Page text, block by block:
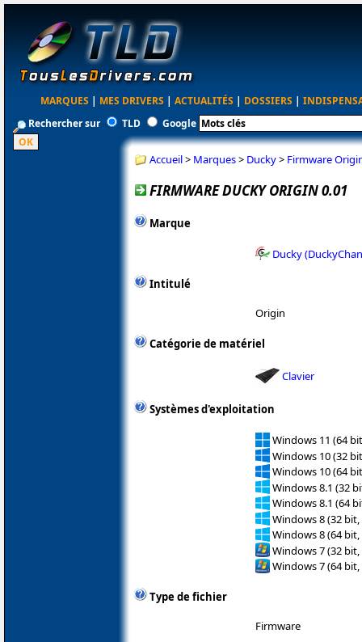
MARQUES | MES DRIVERS | ACTUALITÉS | DOSSIERS |
Rechercher sur
TLD Google
Accueil> Marques> Ducky> Firmware
FIRMWARE DUCKY ORIGIN 0.01
Marque
Ducky
Intitulé
Origin
Catégorie de matériel
Clavier
Systèmes d'exploitation
Windows 11 (64
Windows 10 (32
Windows 10 (64
Windows 8.1 (32
Windows 8.1 (64
Windows 8 (32 bit,
Windows 8 (64 bit,
Windows 7 (32 bit,
Windows 7 (64 bit,
Type de fichier
Firmware